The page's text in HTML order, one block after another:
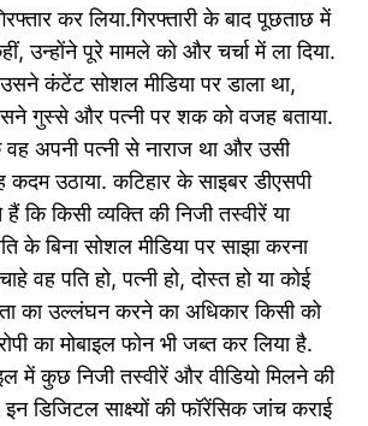
कर लिया.गिरफ्तारी के बाद पूछताछ में
उन्होंने पूरे मामले को और चर्चा में ला दिया.
कंटेंट सोशल मीडिया पर डाला था,
गुस्से और पत्नी पर शक को वजह बताया.
अपनी पत्नी से नाराज था और उसी
कदम उठाया. कटिहार के साइबर डीएसपी
किसी व्यक्ति की निजी तस्वीरें या
के बिना सोशल मीडिया पर साझा करना
वह पति हो, पत्नी हो, दोस्त हो या कोई
का उल्लंघन करने का अधिकार किसी को
का मोबाइल फोन भी जब्त कर लिया है.
में कुछ निजी तस्वीरें और वीडियो मिलने की
डिजिटल साक्ष्यों की फॉरेंसिक जांच कराई